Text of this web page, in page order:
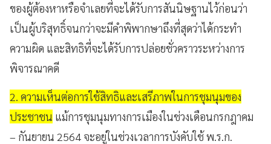
ของผู้ต้องหาหรือจำเลยที่จะได้รับการสันนิษฐานไว้ก่อนว่า
เป็นผู้บริสุทธิ์จนกว่าจะมีคำพิพากษาถึงที่สุดว่าได้กระทำ
ความผิด และสิทธิที่จะได้รับการปล่อยชั่วคราวระหว่างการ
พิจารณาคดี
2. ความเห็นต่อการใช้สิทธิและเสรีภาพในการชุมนุมของ
ประชาชน แม้การชุมนุมทางการเมืองในช่วงเดือนกรกฎาคม
– กันยายน 2564 จะอยู่ในช่วงเวลาการบังคับใช้ พ.ร.ก.